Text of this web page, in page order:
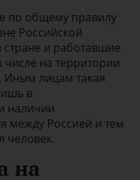
по общему правилу
Российской
и работавшие
на территории
Иным лицам такая
в
наличии
между Россией и тем
человек.
на